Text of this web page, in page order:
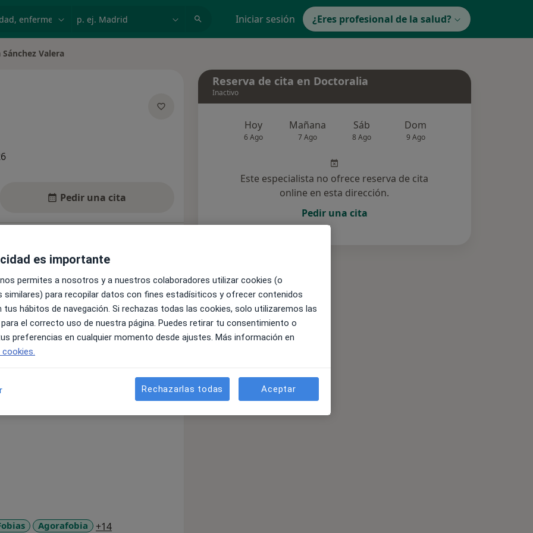
Iniciar sesión ¿Eres profesional de la salud?
ciudad
Sánchez Valera
Pedir una cita
especializada en varias ramas.
la Asociación Española de
por un trato al cliente donde
Agorafobia +14a11y_sr_more_diseases
Reserva de cita en Doctoralia
Inactivo
Hoy
6 Ago
Mañana
7 Ago
Sáb
8 Ago
Dom
9 Ago
Este especialista no ofrece reserva de cita
online en esta dirección.
Pedir una cita
es importante
permites a nosotros y a nuestros colaboradores utilizar cookies (o
similares) para recopilar datos con fines estadísiticos y ofrecer contenidos
tus hábitos de navegación. Si rechazas todas las cookies, solo utilizaremos las
el correcto uso de nuestra página. Puedes retirar tu consentimiento o
preferencias en cualquier momento desde ajustes. Más información en
Rechazarlas todas Aceptar